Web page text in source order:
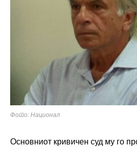
Фото: Национал
Основниот кривичен суд му го